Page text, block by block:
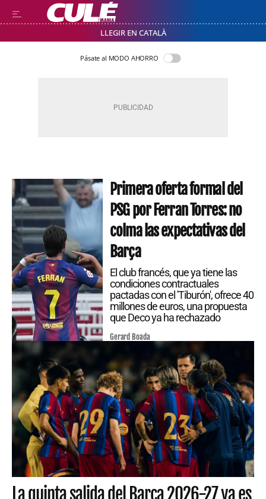
LLEGIR EN CATALÀ
Pásate al MODO AHORRO
Primera oferta formal del
PSG por Ferran Torres: no
colma las expectativas del
Barça
El club francés, que ya tiene las
condiciones contractuales
pactadas con el 'Tiburón', ofrece 40
millones de euros, una propuesta
que Deco ya ha rechazado
Gerard Boada
La quinta salida del Barça 2026-27 ya es